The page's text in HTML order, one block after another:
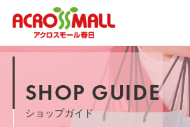
SHOP GUIDE
ショップガイド